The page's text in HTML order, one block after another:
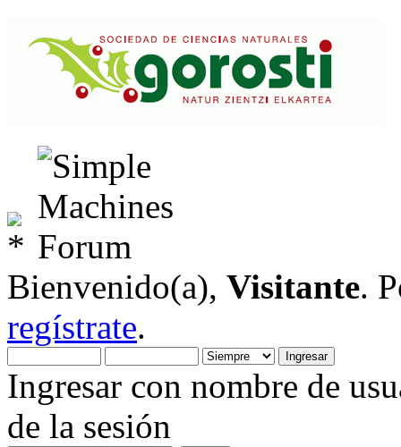
Bienvenido(a), Visitante.
regístrate.
Ingresar con nombre de
de la sesión